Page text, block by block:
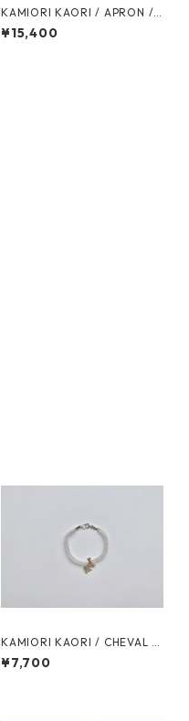
KAMIORI KAORI / APRON /
white
¥15,400
KAMIORI KAORI / CHEVAL R
EF1 bracelet
¥7,700